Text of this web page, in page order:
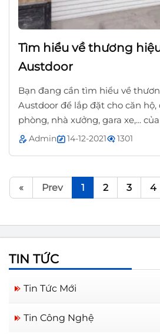
Tìm hiểu về thương
Austdoor
Bạn đang cần tìm hiểu về
Austdoor để lắp đặt cho căn hộ,
phòng, nhà xưởng, gara xe,...
khảo ngay bài viết này của
Admin 14-12-2021 1301
« Prev 1 2 3 4
TIN TỨC
Tin Tức Mới
Tin Công Nghệ
Nai